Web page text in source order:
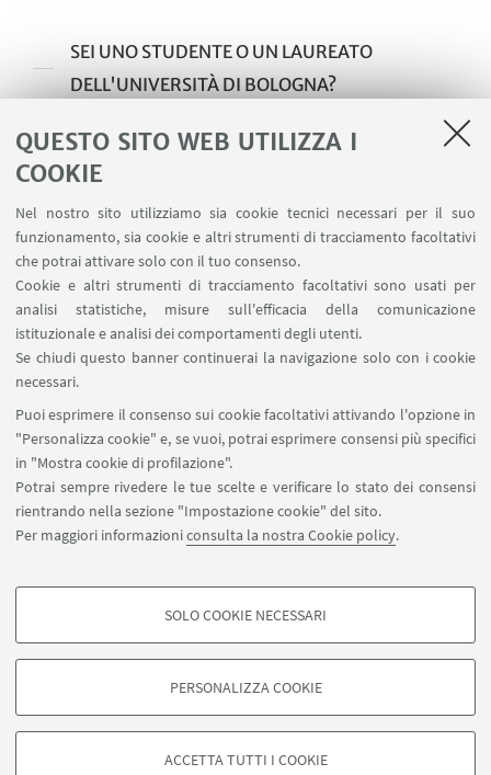
QUESTO SITO WEB UTILIZZA I
COOKIE
Nel nostro sito utilizziamo sia cookie tecnici necessari per il suo
funzionamento, sia cookie e altri strumenti di tracciamento facoltativi
che potrai attivare solo con il tuo consenso.
Cookie e altri strumenti di tracciamento facoltativi sono usati per
analisi statistiche, misure sull'efficacia della comunicazione
istituzionale e analisi dei comportamenti degli utenti.
Se chiudi questo banner continuerai la navigazione solo con i cookie
necessari.
Puoi esprimere il consenso sui cookie facoltativi attivando l'opzione in
"Personalizza cookie" e, se vuoi, potrai esprimere consensi più specifici
in "Mostra cookie di profilazione".
Potrai sempre rivedere le tue scelte e verificare lo stato dei consensi
rientrando nella sezione "Impostazione cookie" del sito.
Per maggiori informazioniconsulta la nostra Cookie policy.
COOKIE DI PROFILAZIONE - FACOLTATIVI
degli utenti, creare profili in base al loro comportamento sul sito, per analisi
di marketing.
SOLO COOKIE NECESSARI
PERSONALIZZA COOKIE
ACCETTA TUTTI I COOKIE
SEI UNO STUDENTE O UN LAUREATO
DELL'UNIVERSITÀ DI BOLOGNA?
Iscriviti all'Associazione Almae Matris Alumni
L'Associazione ospita al suo interno due gruppi
dedicati allo sport: il Chapter Group Scienze
Motorie e il Topic Group Sport&Cusb.
Via Marsala 49
alumni@unibo.it
Chi siamo
Collabora con noi
App AMA Community
©Copyright 2022 - ALMA MATER STUDIORUM - Università di